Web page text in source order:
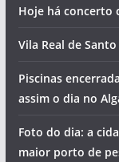
Hoje há concerto
Vila Real de
Piscinas
assim o dia no
Foto do dia: a
maior porto de